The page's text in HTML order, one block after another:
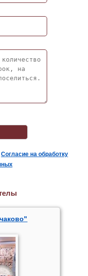
Согласие на обработку